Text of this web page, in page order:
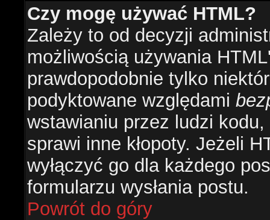
Czy mogę używać HTML?
Zależy to od decyzji
możliwością używania
prawdopodobnie tylko
podyktowane względami
wstawianiu przez ludzi
sprawi inne kłopoty. Jeżeli
wyłączyć go dla każdego
formularzu wysłania postu.
Powrót do góry